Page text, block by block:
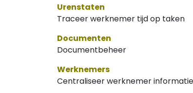
Urenstaten
Traceer werknemer tijd op taken
Documenten
Documentbeheer
Werknemers
Centraliseer werknemer informatie